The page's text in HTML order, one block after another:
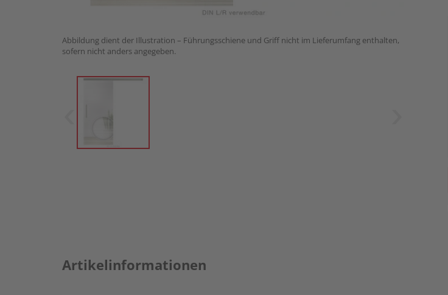
Abbildung dient der Illustration – Führungsschiene und Griff nicht im Lieferumfang enthalten,
sofern nicht anders angegeben.
Artikelinformationen